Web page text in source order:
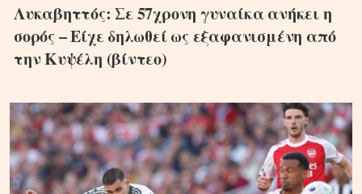
Λυκαβηττός: Σε 57χρονη γυναίκα ανήκει η
σορός – Είχε δηλωθεί ως εξαφανισμένη από
την Κυψέλη (βίντεο)